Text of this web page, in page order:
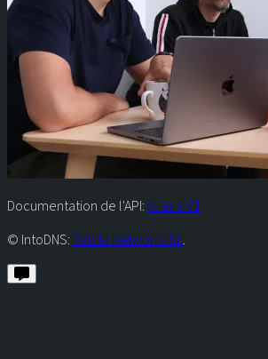
Documentation de l'API:Aller à V1
© IntoDNS: Raiola Networks SL.